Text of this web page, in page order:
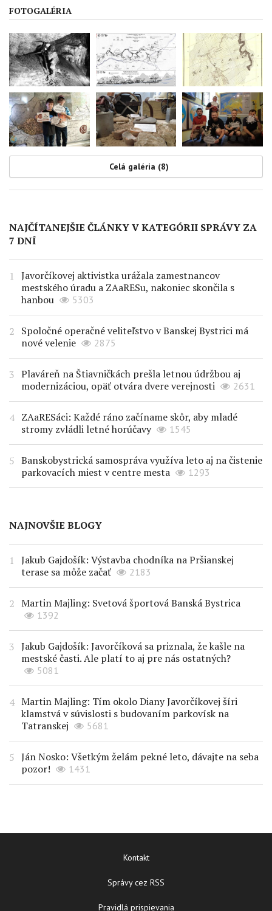
FOTOGALÉRIA
Celá galéria (8)
NAJČÍTANEJŠIE ČLÁNKY V KATEGÓRII SPRÁVY ZA
7 DNÍ
Javorčíkovej aktivistka urážala zamestnancov
mestského úradu a ZAaRESu, nakoniec skončila s
hanbou
5303
Spoločné operačné veliteľstvo v Banskej Bystrici má
nové velenie
2875
Plaváreň na Štiavničkách prešla letnou údržbou aj
modernizáciou, opäť otvára dvere verejnosti
2631
ZAaRESáci: Každé ráno začíname skôr, aby mladé
stromy zvládli letné horúčavy
1545
Banskobystrická samospráva využíva leto aj na čistenie
parkovacích miest v centre mesta
1293
NAJNOVŠIE BLOGY
Jakub Gajdošík: Výstavba chodníka na Pršianskej
terase sa môže začať
2183
Martin Majling: Svetová športová Banská Bystrica
1392
Jakub Gajdošík: Javorčíková sa priznala, že kašle na
mestské časti. Ale platí to aj pre nás ostatných?
5081
Martin Majling: Tím okolo Diany Javorčíkovej šíri
klamstvá v súvislosti s budovaním parkovísk na
Tatranskej
5681
Ján Nosko: Všetkým želám pekné leto, dávajte na seba
pozor!
1431
Kontakt
Správy cez RSS
Pravidlá prispievania